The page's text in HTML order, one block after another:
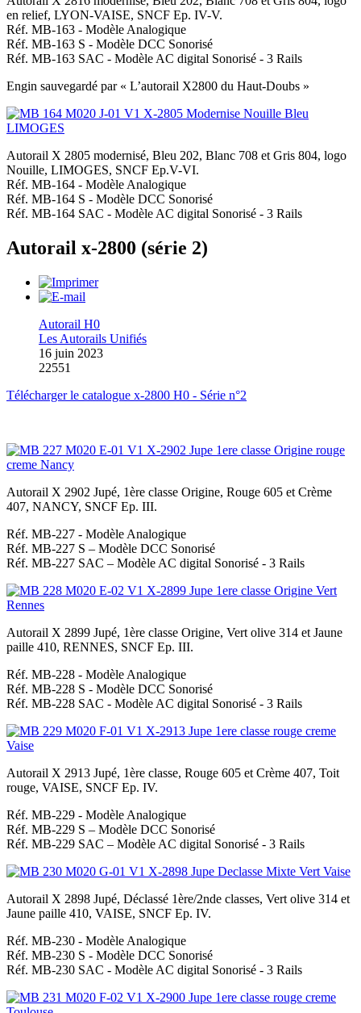
en relief, LYON-VAISE, SNCF Ep. IV-V.
Réf. MB-163 - Modèle Analogique
Réf. MB-163 S - Modèle DCC Sonorisé
Réf. MB-163 SAC - Modèle AC digital Sonorisé - 3 Rails
Engin sauvegardé par « L’autorail X2800 du Haut-Doubs »
Autorail X 2805 modernisé, Bleu 202, Blanc 708 et Gris 804, logo
Nouille, LIMOGES, SNCF Ep.V-VI.
Réf. MB-164 - Modèle Analogique
Réf. MB-164 S - Modèle DCC Sonorisé
Réf. MB-164 SAC - Modèle AC digital Sonorisé - 3 Rails
Autorail x-2800 (série 2)
Autorail H0
Les Autorails Unifiés
16 juin 2023
22551
Télécharger le catalogue x-2800 H0 - Série n°2
Autorail X 2902 Jupé, 1ère classe Origine, Rouge 605 et Crème
407, NANCY, SNCF Ep. III.
Réf. MB-227 - Modèle Analogique
Réf. MB-227 S – Modèle DCC Sonorisé
Réf. MB-227 SAC – Modèle AC digital Sonorisé - 3 Rails
Autorail X 2899 Jupé, 1ère classe Origine, Vert olive 314 et Jaune
paille 410, RENNES, SNCF Ep. III.
Réf. MB-228 - Modèle Analogique
Réf. MB-228 S - Modèle DCC Sonorisé
Réf. MB-228 SAC - Modèle AC digital Sonorisé - 3 Rails
Autorail X 2913 Jupé, 1ère classe, Rouge 605 et Crème 407, Toit
rouge, VAISE, SNCF Ep. IV.
Réf. MB-229 - Modèle Analogique
Réf. MB-229 S – Modèle DCC Sonorisé
Réf. MB-229 SAC – Modèle AC digital Sonorisé - 3 Rails
Autorail X 2898 Jupé, Déclassé 1ère/2nde classes, Vert olive 314 et
Jaune paille 410, VAISE, SNCF Ep. IV.
Réf. MB-230 - Modèle Analogique
Réf. MB-230 S - Modèle DCC Sonorisé
Réf. MB-230 SAC - Modèle AC digital Sonorisé - 3 Rails